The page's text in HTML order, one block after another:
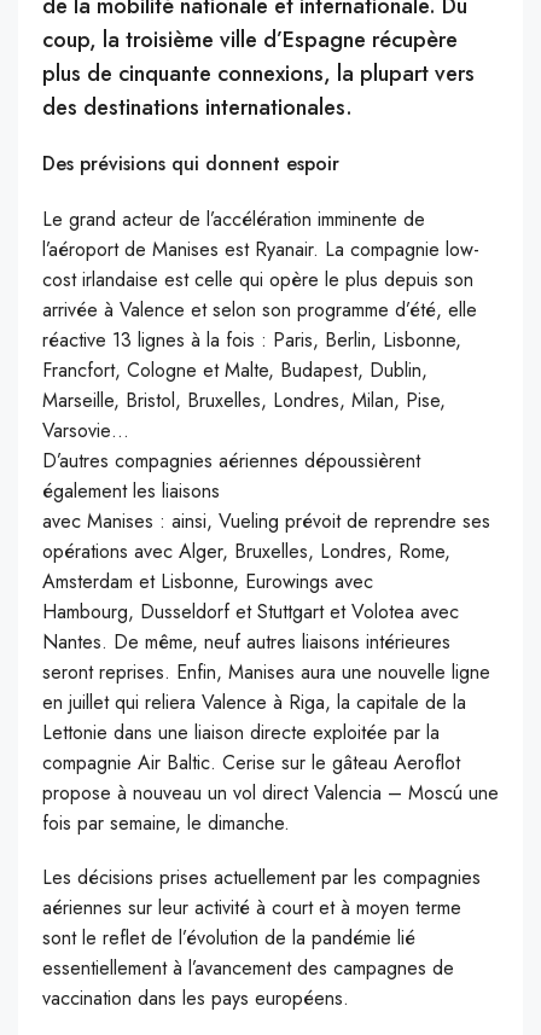
coup, la troisième ville d’Espagne récupère
plus de cinquante connexions, la plupart vers
des destinations internationales.
Des prévisions qui donnent espoir
Le grand acteur de l’accélération imminente de
l’aéroport de Manises est Ryanair. La compagnie low-
cost irlandaise est celle qui opère le plus depuis son
arrivée à Valence et selon son programme d’été, elle
réactive 13 lignes à la fois : Paris, Berlin, Lisbonne,
Francfort, Cologne et Malte, Budapest, Dublin,
Marseille, Bristol, Bruxelles, Londres, Milan, Pise,
Varsovie…
D’autres compagnies aériennes dépoussièrent
également les liaisons
avec Manises : ainsi, Vueling prévoit de reprendre ses
opérations avec Alger, Bruxelles, Londres, Rome,
Amsterdam et Lisbonne, Eurowings avec
Hambourg, Dusseldorfet Stuttgart etVolotea avec
Nantes. De même, neuf autres liaisons intérieures
seront reprises. Enfin, Manises aura une nouvelle ligne
en juillet qui reliera Valence à Riga, la capitale de la
Lettonie dans une liaison directe exploitée par la
compagnie Air Baltic. Cerise sur le gâteau Aeroflot
propose à nouveau un vol directValencia – Moscú une
fois par semaine, le dimanche.
Les décisions prises actuellement par les compagnies
aériennes sur leur activité à court et à moyen terme
sont le reflet de l’évolution de la pandémie lié
essentiellement à l’avancement des campagnes de
vaccination dans les pays européens.